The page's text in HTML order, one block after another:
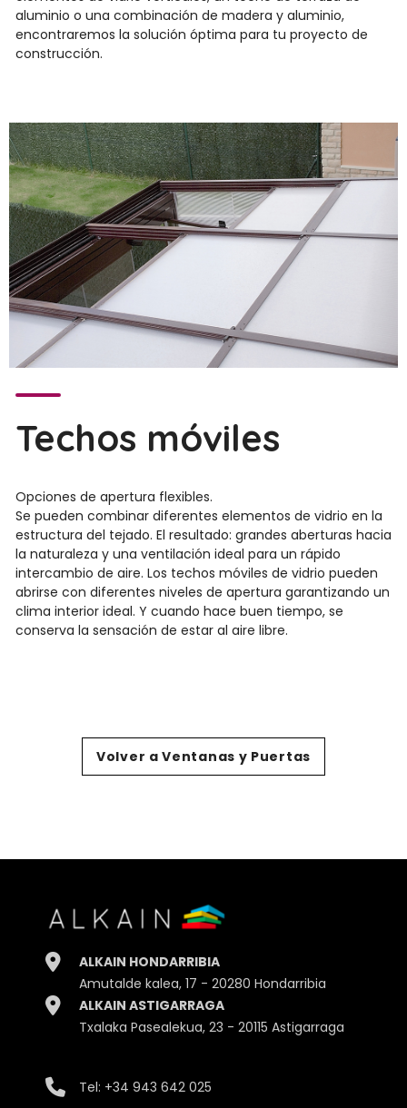
aluminio o una combinación de madera y aluminio,
encontraremos la solución óptima para tu proyecto de
construcción.
Techos móviles
Opciones de apertura flexibles.
Se pueden combinar diferentes elementos de vidrio en la
estructura del tejado. El resultado: grandes aberturas hacia
la naturaleza y una ventilación ideal para un rápido
intercambio de aire. Los techos móviles de vidrio pueden
abrirse con diferentes niveles de apertura garantizando un
clima interior ideal. Y cuando hace buen tiempo, se
conserva la sensación de estar al aire libre.
Volver a Ventanas y Puertas
ALKAIN HONDARRIBIA
Amutalde kalea, 17 - 20280 Hondarribia
ALKAIN ASTIGARRAGA
Txalaka Pasealekua, 23 - 20115 Astigarraga
Tel: +34 943 642 025